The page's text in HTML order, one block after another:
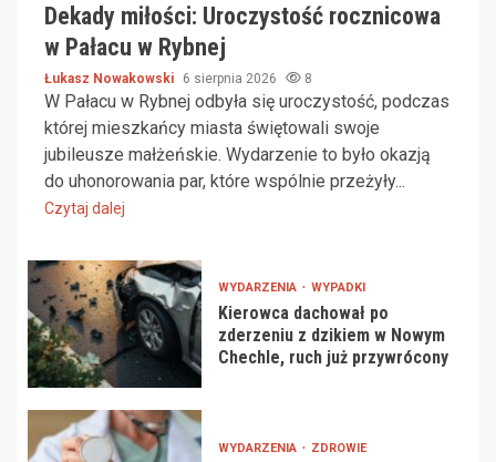
Dekady miłości: Uroczystość rocznicowa
w Pałacu w Rybnej
Łukasz Nowakowski 6 sierpnia 2026 8
W Pałacu w Rybnej odbyła się uroczystość, podczas
której mieszkańcy miasta świętowali swoje
jubileusze małżeńskie. Wydarzenie to było okazją
do uhonorowania par, które wspólnie przeżyły...
Czytaj dalej
WYDARZENIA WYPADKI
Kierowca dachował po
zderzeniu z dzikiem w Nowym
Chechle, ruch już przywrócony
WYDARZENIA ZDROWIE